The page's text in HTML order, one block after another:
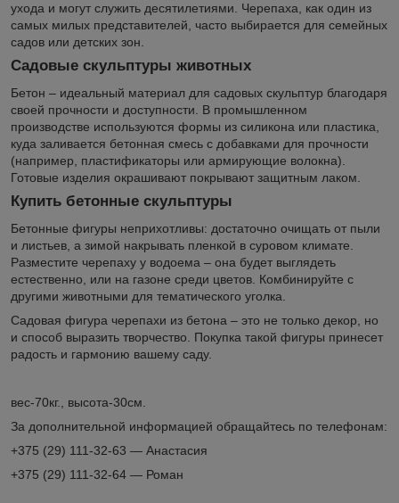
ухода и могут служить десятилетиями. Черепаха, как один из
самых милых представителей, часто выбирается для семейных
садов или детских зон.
Садовые скульптуры животных
Бетон – идеальный материал для садовых скульптур благодаря
своей прочности и доступности. В промышленном
производстве используются формы из силикона или пластика,
куда заливается бетонная смесь с добавками для прочности
(например, пластификаторы или армирующие волокна).
Готовые изделия окрашивают покрывают защитным лаком.
Купить бетонные скульптуры
Бетонные фигуры неприхотливы: достаточно очищать от пыли
и листьев, а зимой накрывать пленкой в суровом климате.
Разместите черепаху у водоема – она будет выглядеть
естественно, или на газоне среди цветов. Комбинируйте с
другими животными для тематического уголка.
Садовая фигура черепахи из бетона – это не только декор, но
и способ выразить творчество. Покупка такой фигуры принесет
радость и гармонию вашему саду.
вес-70кг., высота-30см.
За дополнительной информацией обращайтесь по телефонам:
+375 (29) 111-32-63 — Анастасия
+375 (29) 111-32-64 — Роман